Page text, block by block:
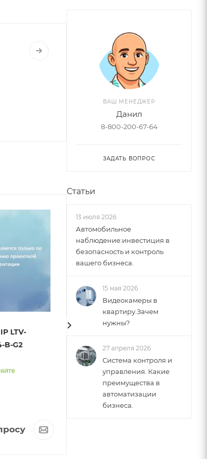
LTV-
B-G2
360 градусов Best
Electronics
арт. 18172
Достаточно
ВАШ МЕНЕДЖЕР
Данил
8-800-200-67-64
ЗАДАТЬ ВОПРОС
Статьи
13 июля 2026
Автомобильное
наблюдение:инвестиция в
безопасность и контроль
вашего бизнеса.
15 мая 2026
Видеокамеры в
квартиру.Зачем
нужны?
27 апреля 2026
Система контроля и
управления. Какие
преимущества в
автоматизации
бизнеса.